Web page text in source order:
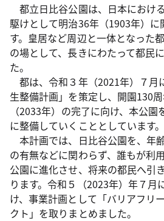
都立日比谷公園は、日本におけ
駆けとして明治36年（1903年）
す。皇居など周辺と一体となった
の場として、長きにわたって都民
た。
都は、令和３年（2021年）７月
生整備計画」を策定し、開園130
（2033年）の完了に向け、本公
に整備していくこととしています。
本計画では、日比谷公園を、年
の有無などに関わらず、誰もが利
公園に進化させ、将来の都民へ引
ります。令和５（2023年）年７月
け、事業計画として「バリアフリ
クト」を取りまとめました。